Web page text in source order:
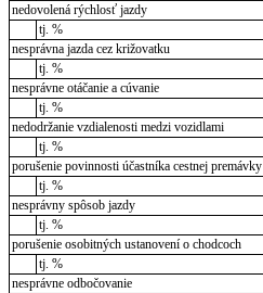
nedovolená rýchlosť jazdy
tj. %
nesprávna jazda cez križovatku
tj. %
nesprávne otáčanie a cúvanie
tj. %
nedodržanie vzdialenosti medzi vozidlami
tj. %
porušenie povinnosti účastníka cestnej premávky
tj. %
nesprávny spôsob jazdy
tj. %
porušenie osobitných ustanovení o chodcoch
tj. %
nesprávne odbočovanie